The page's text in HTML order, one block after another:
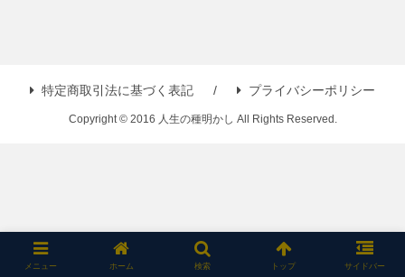
特定商取引法に基づく表記 プライバシーポリシー
Copyright © 2016 人生の種明かし All Rights Reserved.
メニュー ホーム 検索 トップ サイドバー